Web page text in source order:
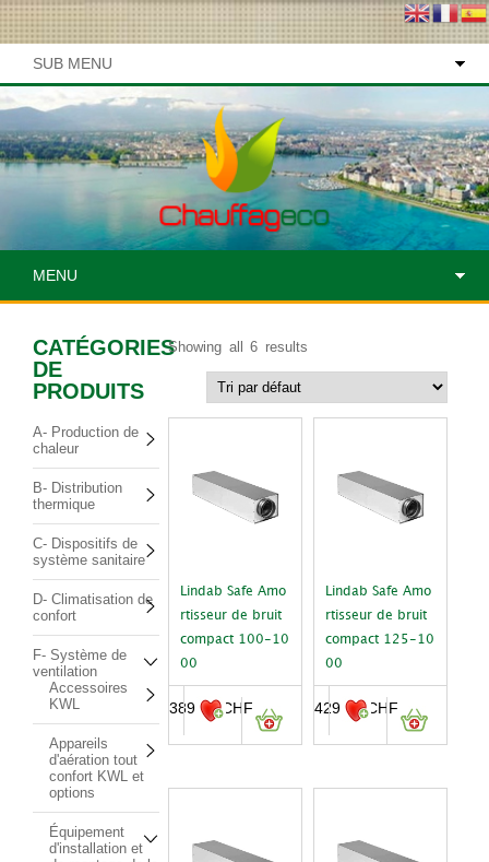
SUB MENU
MENU
CATÉGORIES
DE
PRODUITS
A- Production de
chaleur
B- Distribution
thermique
C- Dispositifs de
système sanitaire
D- Climatisation de
confort
F- Système de
ventilation
Accessoires
KWL
Appareils
d'aération tout
confort KWL et
options
Équipement
d'installation et
Showing all 6 results
Lindab Safe Amo
rtisseur de bruit
compact 100-10
00
389.00CHF
Lindab Safe Amo
rtisseur de bruit
compact 125-10
00
429.00CHF